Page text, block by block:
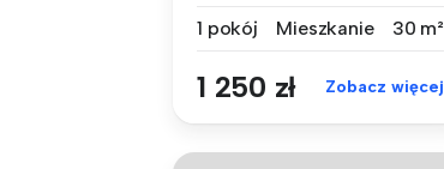
1 pokój
Mieszkanie 30 m²
1 250 zł Zobacz więcej